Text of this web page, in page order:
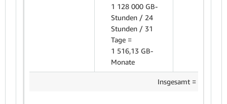
1 128 000 GB-
Stunden / 24
Stunden / 31
Tage =
1 516,13 GB-
Monate
Insgesamt = 535,68